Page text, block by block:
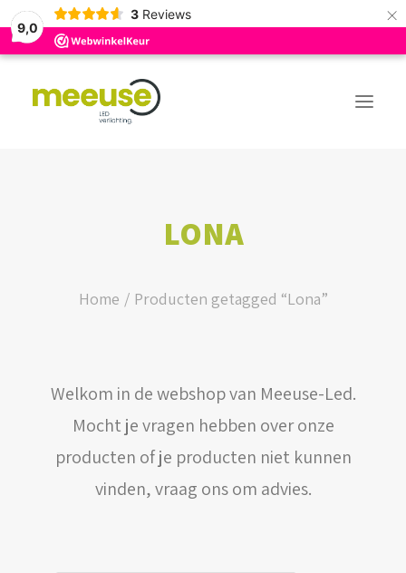
9,0
3 Reviews ×
BUDGET ASSORTIMENT
WEBSHOP
LOGIN / REGISTER
WINKELWAGEN
LONA
Home Producten getagged “Lona”
Welkom in de webshop van Meeuse-Led.
Mocht je vragen hebben over onze
producten of je producten niet kunnen
vinden, vraag ons om advies.